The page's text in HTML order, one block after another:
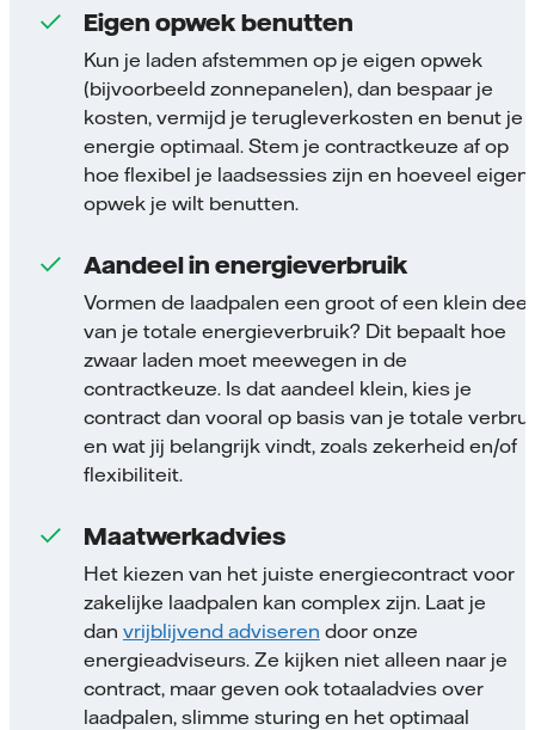
Eigen opwek benutten
Kun je laden afstemmen op je eigen opwek
(bijvoorbeeld zonnepanelen), dan bespaar je
kosten, vermijd je terugleverkosten en benut je
energie optimaal. Stem je contractkeuze af op
hoe flexibel je laadsessies zijn en hoeveel eigen
opwek je wilt benutten.
Aandeel in energieverbruik
Vormen de laadpalen een groot of een klein deel
van je totale energieverbruik? Dit bepaalt hoe
zwaar laden moet meewegen in de
contractkeuze. Is dat aandeel klein, kies je
contract dan vooral op basis van je totale
en wat jij belangrijk vindt, zoals zekerheid en/of
flexibiliteit.
Maatwerkadvies
Het kiezen van het juiste energiecontract voor
zakelijke laadpalen kan complex zijn. Laat je
dan vrijblijvend adviseren door onze
energieadviseurs. Ze kijken niet alleen naar je
contract, maar geven ook totaaladvies over
laadpalen, slimme sturing en het optimaal